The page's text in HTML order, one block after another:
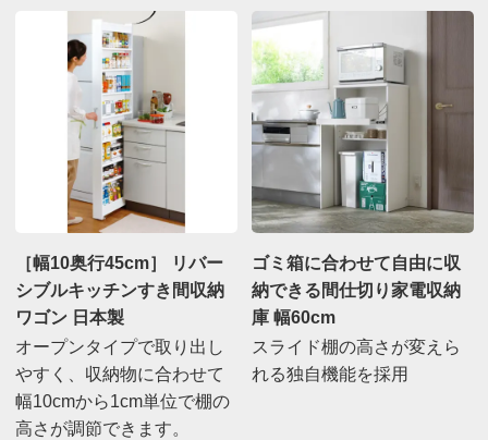
［幅10奥行45cm］ リバー
シブルキッチンすき間収納
ワゴン 日本製
オープンタイプで取り出し
やすく、収納物に合わせて
幅10cmから1cm単位で棚の
高さが調節できます。
ゴミ箱に合わせて自由に収
納できる間仕切り家電収納
庫 幅60cm
スライド棚の高さが変えら
れる独自機能を採用